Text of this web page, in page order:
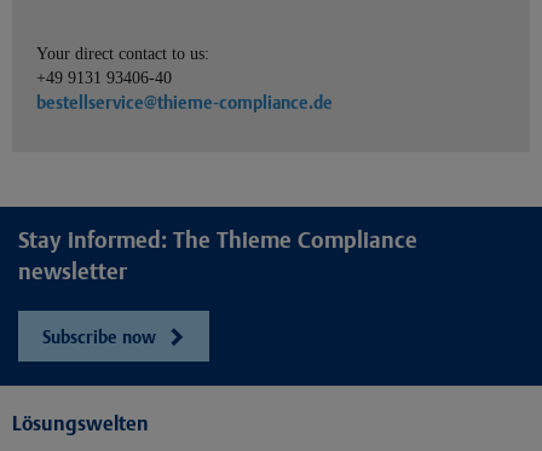
Your direct contact to us:
+49 9131 93406-40
bestellservice@thieme-compliance.de
Stay informed: The Thieme Compliance
newsletter
Subscribe now
Lösungswelten